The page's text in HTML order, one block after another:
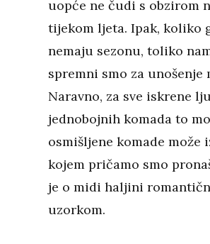
uopće ne čudi s obzirom
tijekom ljeta. Ipak, koliko
nemaju sezonu, toliko
spremni smo za
Naravno, za sve iskrene
jednobojnih komada to
osmišljene komade
kojem pričamo smo
je o midi haljini
uzorkom.